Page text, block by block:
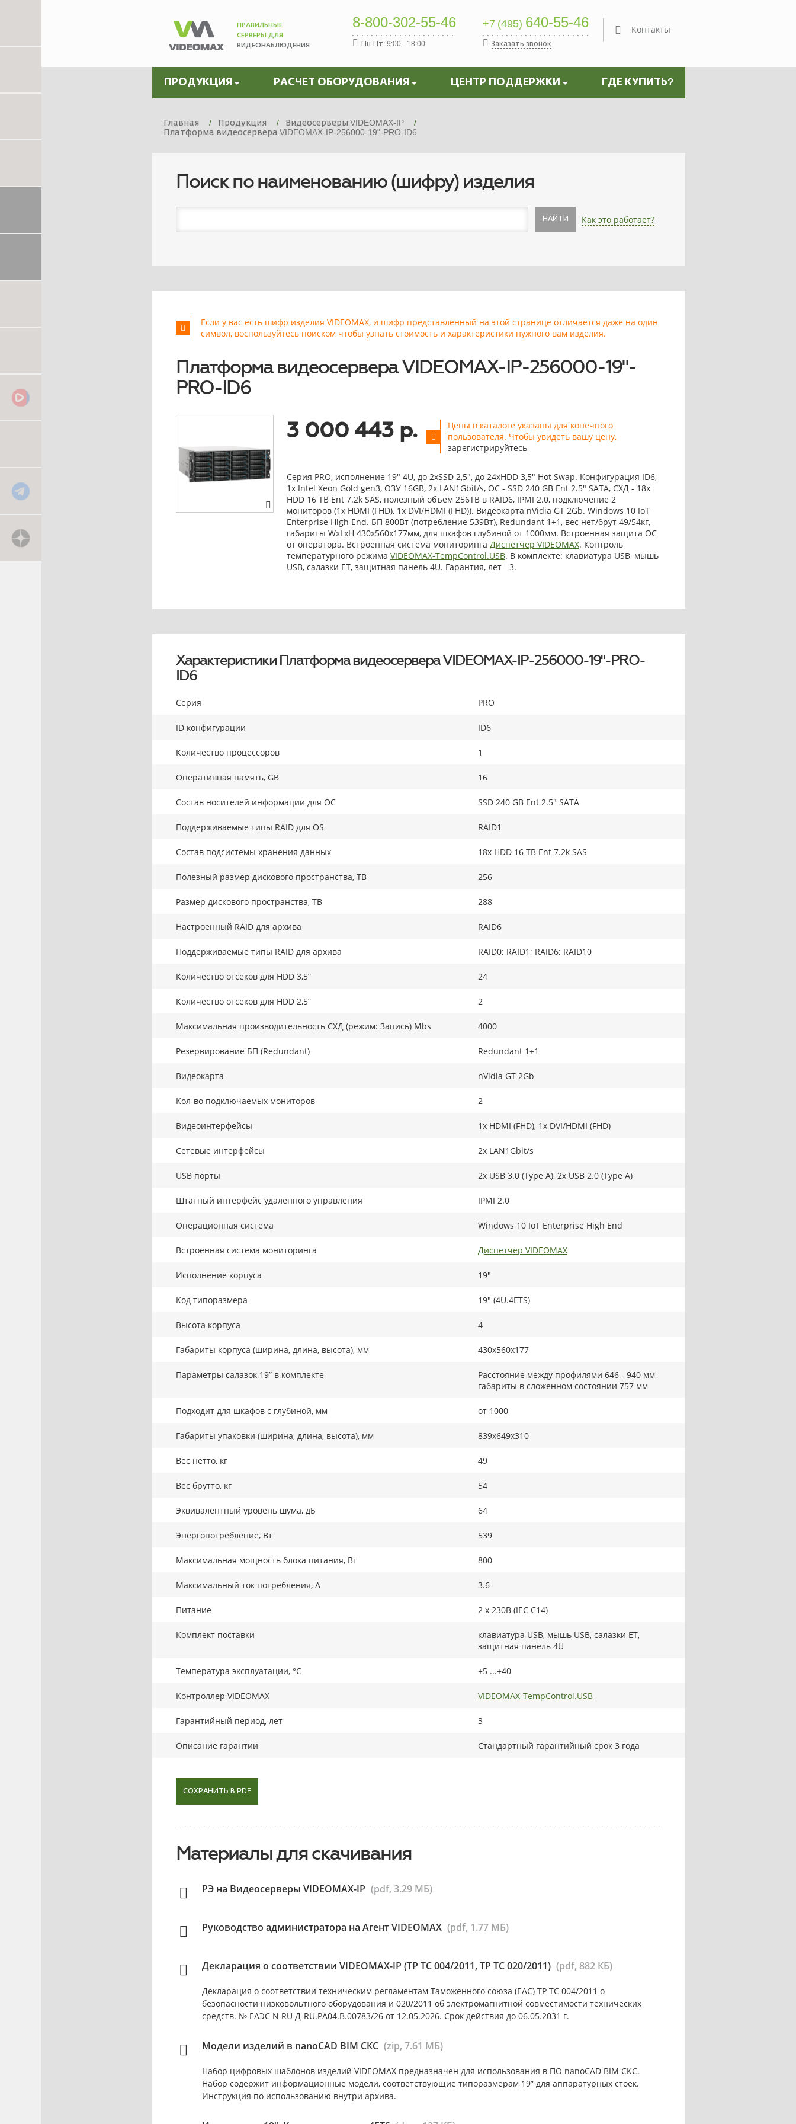
ПРАВИЛЬНЫЕ
СЕРВЕРЫ ДЛЯ
ВИДЕОНАБЛЮДЕНИЯ
8-800-302-55-46
Пн-Пт: 9:00 - 18:00
+7 (495) 640-55-46
Заказать звонок
Контакты
ПРОДУКЦИЯ РАСЧЕТ ОБОРУДОВАНИЯ ЦЕНТР ПОДДЕРЖКИ ГДЕ КУПИТЬ?
Главная Продукция
Видеосерверы VIDEOMAX-IP
Платформа видеосервера VIDEOMAX-IP-256000-19"-PRO-ID6
Поиск по наименованию (шифру) изделия
НАЙТИ Как это работает?
Если у вас есть шифр изделия VIDEOMAX, и шифр представленный на этой странице отличается даже на один
символ, воспользуйтесь поиском чтобы узнать стоимость и характеристики нужного вам изделия.
Платформа видеосервера VIDEOMAX-IP-256000-19"-
PRO-ID6
3 000 443 р.
Цены в каталоге указаны для конечного
пользователя. Чтобы увидеть вашу цену,
зарегистрируйтесь
Серия PRO, исполнение 19" 4U, до 2xSSD 2,5", до 24xHDD 3,5" Hot Swap. Конфигурация ID6,
1x Intel Xeon Gold gen3, ОЗУ 16GB, 2x LAN1Gbit/s, OС - SSD 240 GB Ent 2.5" SATA, СХД - 18x
HDD 16 TB Ent 7.2k SAS, полезный объём 256TB в RAID6, IPMI 2.0, подключение 2
мониторов (1x HDMI (FHD), 1x DVI/HDMI (FHD)). Видеокарта nVidia GT 2Gb. Windows 10 IoT
Enterprise High End. БП 800Вт (потребление 539Вт), Redundant 1+1, вес нет/брут 49/54кг,
габариты WxLxH 430x560x177мм, для шкафов глубиной от 1000мм. Встроенная защита ОС
от оператора. Встроенная система мониторинга Диспетчер VIDEOMAX. Контроль
температурного режима VIDEOMAX-TempControl.USB. В комплекте: клавиатура USB, мышь
USB, салазки ET, защитная панель 4U. Гарантия, лет - 3.
Характеристики Платформа видеосервера VIDEOMAX-IP-256000-19"-PRO-
ID6
Серия PRO
ID конфигурации ID6
Количество процессоров 1
Оперативная память, GB 16
Состав носителей информации для ОС SSD 240 GB Ent 2.5" SATA
Поддерживаемые типы RAID для OS RAID1
Состав подсистемы хранения данных 18x HDD 16 TB Ent 7.2k SAS
Полезный размер дискового пространства, TB 256
Размер дискового пространства, ТB 288
Настроенный RAID для архива RAID6
Поддерживаемые типы RAID для архива RAID0; RAID1; RAID6; RAID10
Количество отсеков для HDD 3,5” 24
Количество отсеков для HDD 2,5” 2
Максимальная производительность СХД (режим: Запись) Mbs 4000
Резервирование БП (Redundant) Redundant 1+1
Видеокарта nVidia GT 2Gb
Кол-во подключаемых мониторов 2
Видеоинтерфейсы 1x HDMI (FHD), 1x DVI/HDMI (FHD)
Сетевые интерфейсы 2x LAN1Gbit/s
USB порты 2x USB 3.0 (Type A), 2x USB 2.0 (Type A)
Штатный интерфейс удаленного управления IPMI 2.0
Операционная система Windows 10 IoT Enterprise High End
Встроенная система мониторинга Диспетчер VIDEOMAX
Исполнение корпуса 19"
Код типоразмера 19" (4U.4ETS)
Высота корпуса 4
Габариты корпуса (ширина, длина, высота), мм 430x560x177
Параметры салазок 19” в комплекте
Расстояние между профилями 646 - 940 мм,
габариты в сложенном состоянии 757 мм
Подходит для шкафов с глубиной, мм от 1000
Габариты упаковки (ширина, длина, высота), мм 839x649x310
Вес нетто, кг 49
Вес брутто, кг 54
Эквивалентный уровень шума, дБ 64
Энергопотребление, Вт 539
Максимальная мощность блока питания, Вт 800
Максимальный ток потребления, А 3.6
Питание 2 x 230В (IEC C14)
Комплект поставки
клавиатура USB, мышь USB, салазки ET,
защитная панель 4U
Температура эксплуатации, °C +5 ...+40
Контроллер VIDEOMAX VIDEOMAX-TempControl.USB
Гарантийный период, лет 3
Описание гарантии Стандартный гарантийный срок 3 года
СОХРАНИТЬ В PDF
Материалы для скачивания
РЭ на Видеосерверы VIDEOMAX-IP (pdf, 3.29 МБ)
Руководство администратора на Агент VIDEOMAX (pdf, 1.77 МБ)
Декларация о соответствии VIDEOMAX-IP (ТР ТС 004/2011, ТР ТС 020/2011) (pdf, 882 КБ)
Декларация о соответствии техническим регламентам Таможенного союза (ЕАС) ТР ТС 004/2011 о
безопасности низковольтного оборудования и 020/2011 об электромагнитной совместимости технических
средств. № ЕАЭС N RU Д-RU.РА04.В.00783/26 от 12.05.2026. Срок действия до 06.05.2031 г.
Модели изделий в nanoCAD BIM СКС (zip, 7.61 МБ)
Набор цифровых шаблонов изделий VIDEOMAX предназначен для использования в ПО nanoCAD BIM СКС.
Набор содержит информационные модели, соответствующие типоразмерам 19” для аппаратурных стоек.
Инструкция по использованию внутри архива.